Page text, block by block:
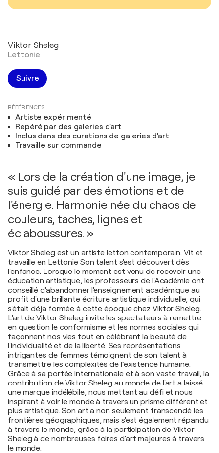
Viktor Sheleg
Lettonie
Suivre
RÉFÉRENCES
Artiste expérimenté
Repéré par des galeries d'art
Inclus dans des curations de galeries d'art
Travaille sur commande
« Lors de la création d'une image, je
suis guidé par des émotions et de
l'énergie. Harmonie née du chaos de
couleurs, taches, lignes et
éclaboussures. »
Viktor Sheleg est un artiste letton contemporain. Vit et
travaille en Lettonie Son talent s'est découvert dès
l'enfance. Lorsque le moment est venu de recevoir une
éducation artistique, les professeurs de l'Académie ont
conseillé d'abandonner l'enseignement académique au
profit d'une brillante écriture artistique individuelle, qui
s'était déjà formée à cette époque chez Viktor Sheleg.
L'art de Viktor Sheleg invite les spectateurs à remettre
en question le conformisme et les normes sociales qui
façonnent nos vies tout en célébrant la beauté de
l'individualité et de la liberté. Ses représentations
intrigantes de femmes témoignent de son talent à
transmettre les complexités de l’existence humaine.
Grâce à sa portée internationale et à son vaste travail, la
contribution de Viktor Sheleg au monde de l'art a laissé
une marque indélébile, nous mettant au défi et nous
inspirant à voir le monde à travers un prisme différent et
plus artistique. Son art a non seulement transcendé les
frontières géographiques, mais s'est également répandu
à travers le monde, grâce à la participation de Viktor
Sheleg à de nombreuses foires d'art majeures à travers
le monde.